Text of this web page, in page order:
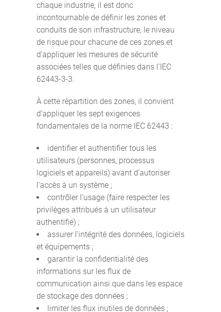
chaque industrie, il est donc
incontournable de définir les zones et
conduits de son infrastructure, le niveau
de risque pour chacune de ces zones et
d’appliquer les mesures de sécurité
associées telles que définies dans l’IEC
62443-3-3.
À cette répartition des zones, il convient
d’appliquer les sept exigences
fondamentales de la norme IEC 62443 :
identifier et authentifier tous les
utilisateurs (personnes, processus
logiciels et appareils) avant d'autoriser
l'accès à un système ;
contrôler l’usage (faire respecter les
privilèges attribués à un utilisateur
authentifié) ;
assurer l’intégrité des données, logiciels
et équipements ;
garantir la confidentialité des
informations sur les flux de
communication ainsi que dans les espace
de stockage des données ;
limiter les flux inutiles de données ;